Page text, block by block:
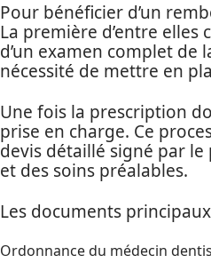
Pour bénéficier d’un
La première d’entre elles
d’un examen complet
nécessité de mettre en
Une fois la prescription
prise en charge. Ce
devis détaillé signé par
et des soins préalables.
Les documents
Ordonnance du médecin